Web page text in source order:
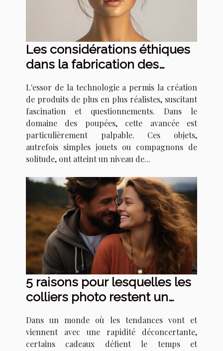
Les considérations éthiques
dans la fabrication des
L'essor de la technologie a permis la création
de produits de plus en plus réalistes, suscitant
fascination et questionnements. Dans le
domaine des poupées, cette avancée est
particulièrement palpable. Ces objets,
autrefois simples jouets ou compagnons de
solitude, ont atteint un niveau de...
5 raisons pour lesquelles les
colliers photo restent un
cadeau intemporel
Dans un monde où les tendances vont et
viennent avec une rapidité déconcertante,
certains cadeaux défient le temps et